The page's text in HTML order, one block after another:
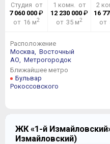
Студия от
7 060 000 ₽
от 16 м2
1 комн. от
12 230 000 ₽
от 35 м2
2
16
от
Расположение
Москва,
Восточный
АО,
Метрогородок
Ближайшее метро
Бульвар
Рокоссовского
ЖК «1-й
Измайловский)